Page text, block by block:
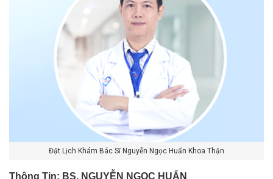
Đặt Lịch Khám Bác Sĩ Nguyễn Ngọc Huấn Khoa Thận
Thông Tin: BS. NGUYỄN NGỌC HUẤN